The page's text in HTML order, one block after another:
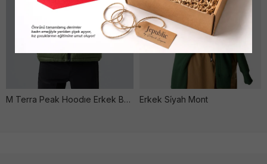
M Terra Peak Hoodıe Erkek Bark Mıst Mont Erkek Si̇yah Mont